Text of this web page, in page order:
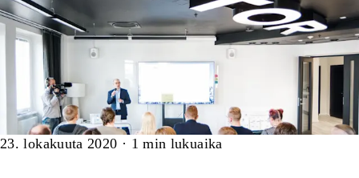
Artikkeli
23. lokakuuta 2020 · 1 min lukuaika